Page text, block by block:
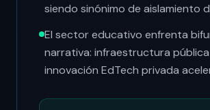
siendo sinónimo de aislamiento
El sector educativo enfrenta
narrativa: infraestructura pública
innovación EdTech privada